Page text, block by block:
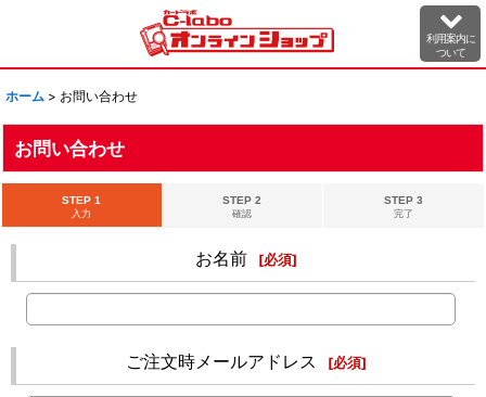
利用案内に
ついて
ホーム > お問い合わせ
お問い合わせ
STEP 1
入力
STEP 2
確認
STEP 3
完了
お名前 [必須]
ご注文時メールアドレス [必須]